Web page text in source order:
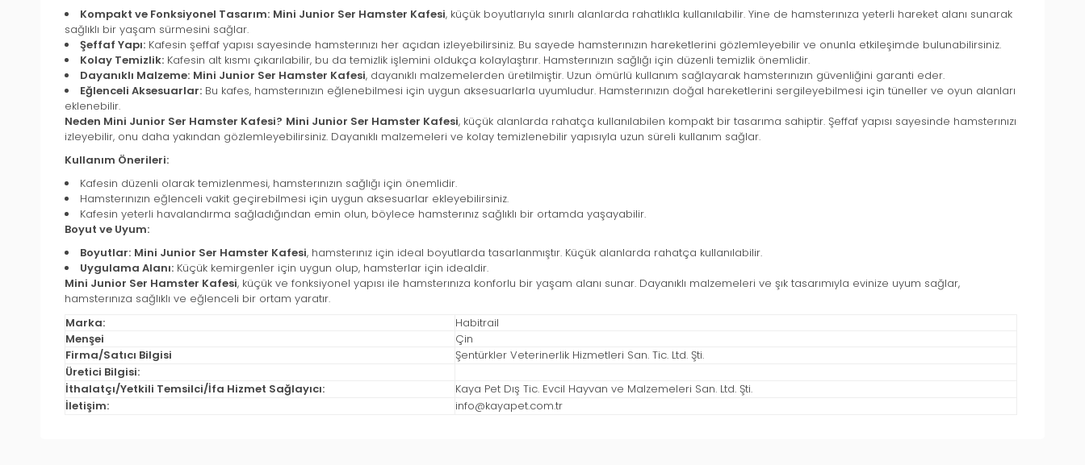
Kompakt ve Fonksiyonel Tasarım: Mini Junior Ser Hamster Kafesi, küçük boyutlarıyla sınırlı alanlarda rahatlıkla kullanılabilir. Yine de hamsterınıza yeterli hareket alanı sunarak
sağlıklı bir yaşam sürmesini sağlar.
Şeffaf Yapı: Kafesin şeffaf yapısı sayesinde hamsterınızı her açıdan izleyebilirsiniz. Bu sayede hamsterınızın hareketlerini gözlemleyebilir ve onunla etkileşimde bulunabilirsiniz.
Kolay Temizlik: Kafesin alt kısmı çıkarılabilir, bu da temizlik işlemini oldukça kolaylaştırır. Hamsterınızın sağlığı için düzenli temizlik önemlidir.
Dayanıklı Malzeme: Mini Junior Ser Hamster Kafesi, dayanıklı malzemelerden üretilmiştir. Uzun ömürlü kullanım sağlayarak hamsterınızın güvenliğini garanti eder.
Eğlenceli Aksesuarlar: Bu kafes, hamsterınızın eğlenebilmesi için uygun aksesuarlarla uyumludur. Hamsterınızın doğal hareketlerini sergileyebilmesi için tüneller ve oyun alanları
eklenebilir.
Neden Mini Junior Ser Hamster Kafesi? Mini Junior Ser Hamster Kafesi, küçük alanlarda rahatça kullanılabilen kompakt bir tasarıma sahiptir. Şeffaf yapısı sayesinde hamsterınızı
izleyebilir, onu daha yakından gözlemleyebilirsiniz. Dayanıklı malzemeleri ve kolay temizlenebilir yapısıyla uzun süreli kullanım sağlar.
Kullanım Önerileri:
Kafesin düzenli olarak temizlenmesi, hamsterınızın sağlığı için önemlidir.
Hamsterınızın eğlenceli vakit geçirebilmesi için uygun aksesuarlar ekleyebilirsiniz.
Kafesin yeterli havalandırma sağladığından emin olun, böylece hamsterınız sağlıklı bir ortamda yaşayabilir.
Boyut ve Uyum:
Boyutlar: Mini Junior Ser Hamster Kafesi, hamsterınız için ideal boyutlarda tasarlanmıştır. Küçük alanlarda rahatça kullanılabilir.
Uygulama Alanı: Küçük kemirgenler için uygun olup, hamsterlar için idealdir.
Mini Junior Ser Hamster Kafesi, küçük ve fonksiyonel yapısı ile hamsterınıza konforlu bir yaşam alanı sunar. Dayanıklı malzemeleri ve şık tasarımıyla evinize uyum sağlar,
hamsterınıza sağlıklı ve eğlenceli bir ortam yaratır.
Marka:
Habitrail
Menşei
Çin
Firma/Satıcı Bilgisi
Şentürkler Veterinerlik Hizmetleri San. Tic. Ltd. Şti.
Üretici Bilgisi:
İthalatçı/Yetkili Temsilci/İfa Hizmet Sağlayıcı:
Kaya Pet Dış Tic. Evcil Hayvan ve Malzemeleri San. Ltd. Şti.
İletişim:
info@kayapet.com.tr